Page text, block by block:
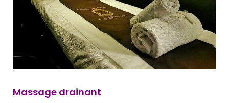
Massage drainant